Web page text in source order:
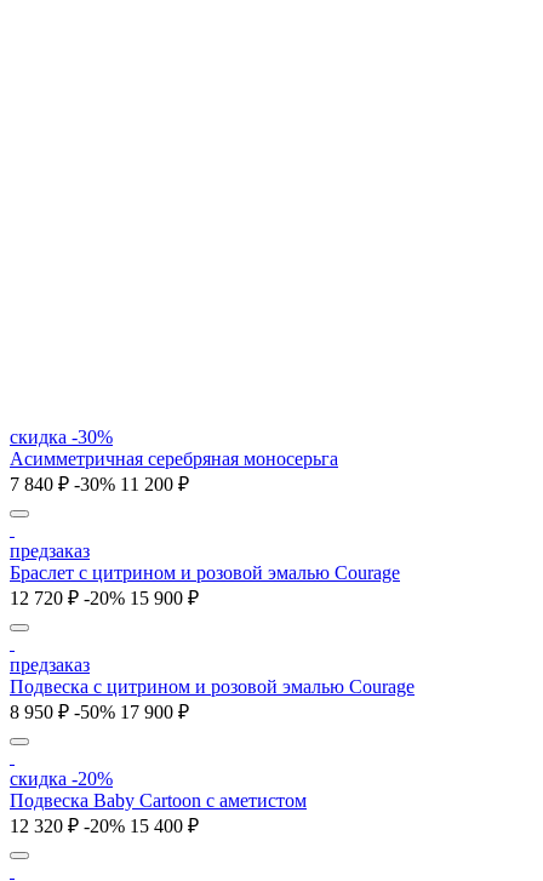
скидка -30%
Асимметричная серебряная моносерьга
7 840 ₽ -30% 11 200 ₽
предзаказ
Браслет с цитрином и розовой эмалью Courage
12 720 ₽ -20% 15 900 ₽
предзаказ
Подвеска с цитрином и розовой эмалью Courage
8 950 ₽ -50% 17 900 ₽
скидка -20%
Подвеска Baby Cartoon с аметистом
12 320 ₽ -20% 15 400 ₽